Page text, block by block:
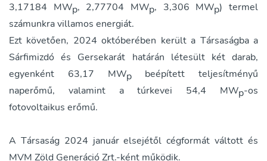
3,17184 MWp, 2,77704 MWp, 3,306 MWp) termel
számunkra villamos energiát.
Ezt követően, 2024 októberében került a Társaságba a
Sárfimizdó és Gersekarát határán létesült két darab,
egyenként 63,17 MWpbeépített teljesítményű
naperőmű, valamint a túrkevei 54,4 MWp-os
fotovoltaikus erőmű.
A Társaság 2024 január elsejétől cégformát váltott és
MVM Zöld Generáció Zrt.-ként működik.